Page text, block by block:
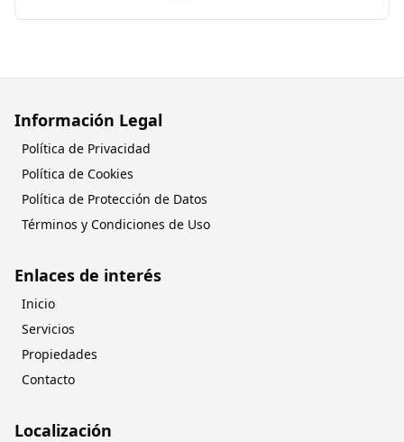
Información Legal
Política de Privacidad
Política de Cookies
Política de Protección de Datos
Términos y Condiciones de Uso
Enlaces de interés
Inicio
Servicios
Propiedades
Contacto
Localización